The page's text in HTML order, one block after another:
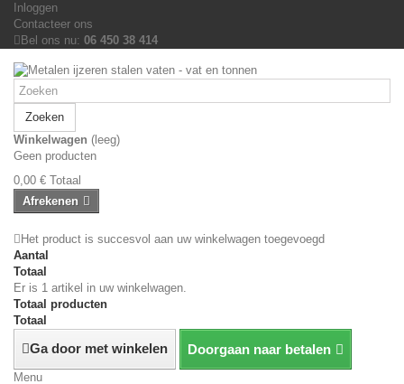
Inloggen
Contacteer ons
Bel ons nu: 06 450 38 414
Zoeken
Winkelwagen (leeg)
Geen producten
0,00 € Totaal
Afrekenen
Het product is succesvol aan uw winkelwagen toegevoegd
Aantal
Totaal
Er is 1 artikel in uw winkelwagen.
Totaal producten
Totaal
Ga door met winkelen Doorgaan naar betalen
Menu